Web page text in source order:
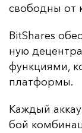
сво­бод­ны от
BitShares
ную
фун­кци­ями,
плат­фор­мы.
Каж­дый
бой